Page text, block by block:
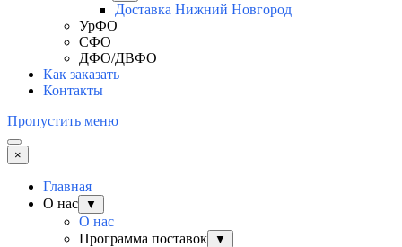
Доставка Нижний Новгород
УрФО
СФО
ДФО/ДВФО
Как заказать
Контакты
Пропустить меню
×
Главная
О нас
▼
О нас
Программа поставок
▼